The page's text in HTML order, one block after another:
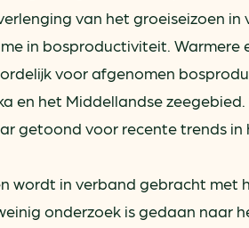
van het groeiseizoen in
in bosproductiviteit. Warmere
voor afgenomen
en het Middellandse zeegebied.
getoond voor recente trends in
wordt in verband gebracht met
onderzoek is gedaan naar